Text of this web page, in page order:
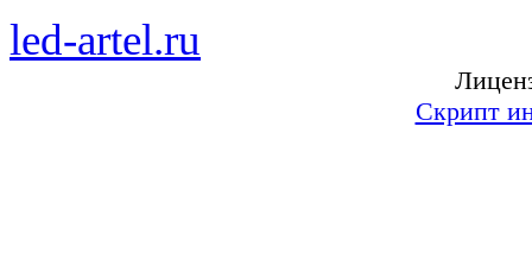
led-artel.ru
Скрипт